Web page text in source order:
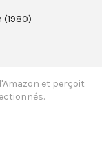
(1980)
et perçoit